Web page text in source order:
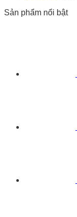
Sản phẩm nổi bật